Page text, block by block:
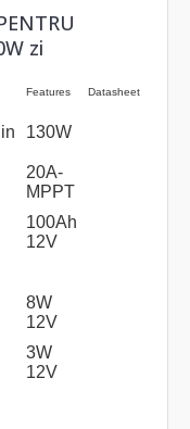
zi
Features Datasheet
130W
20A-
MPPT
100Ah
12V
8W
12V
3W
12V